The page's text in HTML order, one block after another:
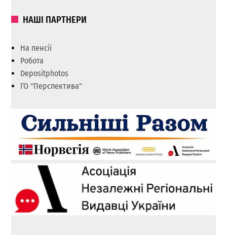
НАШІ ПАРТНЕРИ
На пенсії
Робота
Depositphotos
ГО "Перспектива"